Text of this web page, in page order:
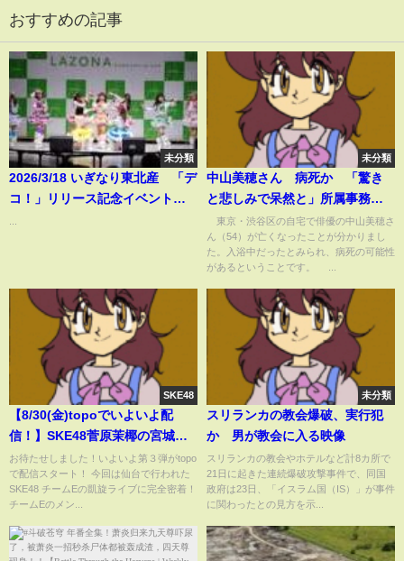
おすすめの記事
未分類
2026/3/18 いぎなり東北産 「デ
コ！」リリース記念イベント
未分類
中山美穂さん 病死か 「驚き
と悲しみで呆然と」所属事務所
コメント発表(2024年12月6日)
東京・渋谷区の自宅で俳優の中山美穂さ
ん（54）が亡くなったことが分かりまし
た。入浴中だったとみられ、病死の可能性
があるということです。 ...
SKE48
【8/30(金)topoでいよいよ配
信！】SKE48菅原茉椰の宮城で
やりたい48のこと 第３弾【凱
旋ライブに完全密着！】
お待たせしました！いよいよ第３弾がtopo
で配信スタート！ 今回は仙台で行われた
SKE48 チームEの凱旋ライブに完全密着！
チームEのメン...
未分類
スリランカの教会爆破、実行犯
か 男が教会に入る映像
スリランカの教会やホテルなど計8カ所で
21日に起きた連続爆破攻撃事件で、同国
政府は23日、「イスラム国（IS）」が事件
に関わったとの見方を示...